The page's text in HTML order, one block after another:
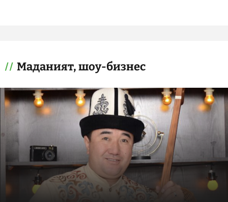
Маданият, шоу-бизнес